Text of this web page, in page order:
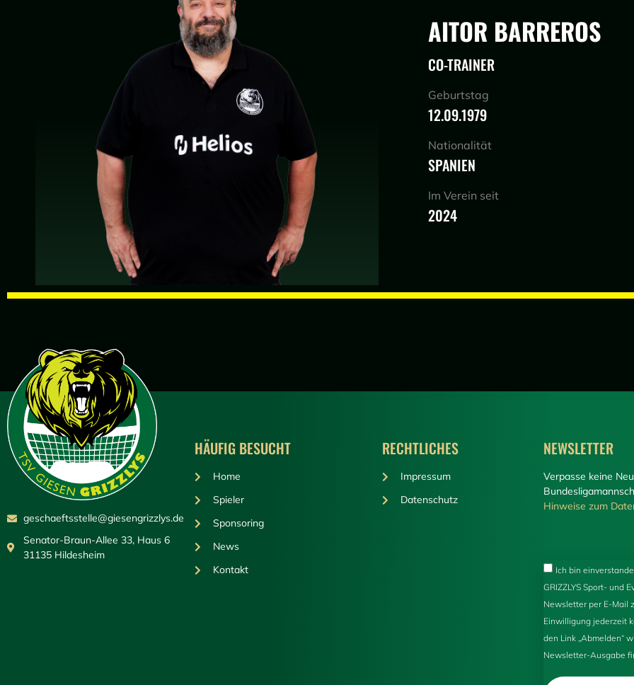
AITOR BARREROS
CO-TRAINER
Geburtstag
12.09.1979
Nationalität
SPANIEN
Im Verein seit
2024
geschaeftsstelle@giesengrizzlys.de
Senator-Braun-Allee 33, Haus 6
31135 Hildesheim
HÄUFIG BESUCHT
Home
Spieler
Sponsoring
News
Kontakt
RECHTLICHES
Impressum
Datenschutz
NEWSLETTER
Verpasse keine
Hinweise zum
Ich bin
GRIZZLYS Sport- und
Newsletter per E-Mail
Einwilligung jederzeit
den Link „Abmelden“
Newsletter-Ausgabe